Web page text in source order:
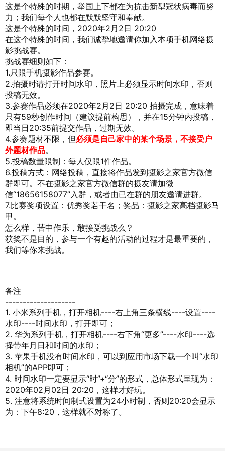
这是个特殊的时期，举国上下都在为抗击新型冠状病毒而努
力；我们每个人也都在默默坚守和奉献。
这是个特殊的时间，2020年2月2日 20:20
在这个特殊的时间，我们诚挚地邀请你加入本项手机网络摄
影挑战赛。
挑战赛细则如下：
1.只限手机摄影作品参赛。
2.拍摄时请打开时间水印，照片上必须显示时间水印，否则
投稿无效。
3.参赛作品必须在2020年2月2日 20:20 拍摄完成，意味着
只有59秒创作时间（建议提前构思），并在15分钟内投稿，
即当日20:35前提交作品，过期无效。
4.参赛题材不限，但必须是自己家中的某个场景， 不接受户
外题材作品。
5.投稿数量限制：每人仅限1件作品。
6.投稿方式：网络投稿，直接将作品发到摄影之家官方微信
群即可。不在摄影之家官方微信群的摄友请加微
信“18656158077”入群，或者由已在群的朋友邀请进群。
7.比赛奖项设置：优秀奖若干名；奖品：摄影之家高档摄影马
甲。
怎么样，苦中作乐，敢接受挑战么？
获奖不是目的，参与一个有趣的活动的过程才是最重要的，
我们等你来挑战。
备注
--------------------
1. 小米系列手机，打开相机----右上角三条横线----设置----
水印----时间水印，打开即可；
2. 华为系列手机，打开相机----右下角“更多”----水印----选
择带年月日和时间的水印；
3. 苹果手机没有时间水印，可以到应用市场下载一个叫“水印
相机”的APP即可；
4. 时间水印一定要显示“时”+“分”的形式，总体形式呈现为：
2020年02月02日 20:20，这样才好玩。
5. 注意将系统时间制式设置为24小时制，否则20:20会显示
为：下午8:20，这样就不对称了。